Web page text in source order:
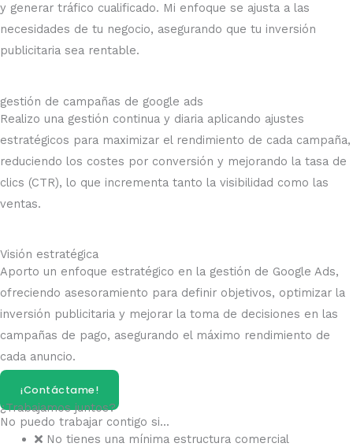
y generar tráfico cualificado. Mi enfoque se ajusta a las
necesidades de tu negocio, asegurando que tu inversión
publicitaria sea rentable.
gestión de campañas de google ads
Realizo una gestión continua y diaria aplicando ajustes
estratégicos para maximizar el rendimiento de cada campaña,
reduciendo los costes por conversión y mejorando la tasa de
clics (CTR), lo que incrementa tanto la visibilidad como las
ventas.​
Visión estratégica
Aporto un enfoque estratégico en la gestión de Google Ads,
ofreciendo asesoramiento para definir objetivos, optimizar la
inversión publicitaria y mejorar la toma de decisiones en las
campañas de pago, asegurando el máximo rendimiento de
cada anuncio.​
¡Contáctame!
¿Trabajamos juntos?
No puedo trabajar contigo si...
No tienes una mínima estructura comercial